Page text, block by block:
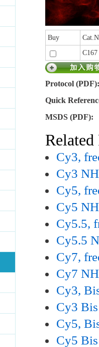
Buy
C167
Protocol
Quick
MSDS (PDF):
Related
Cy3,
Cy3
Cy5,
Cy5
Cy5.5,
Cy5.5
Cy7,
Cy7
Cy3,
Cy3
Cy5,
Cy5